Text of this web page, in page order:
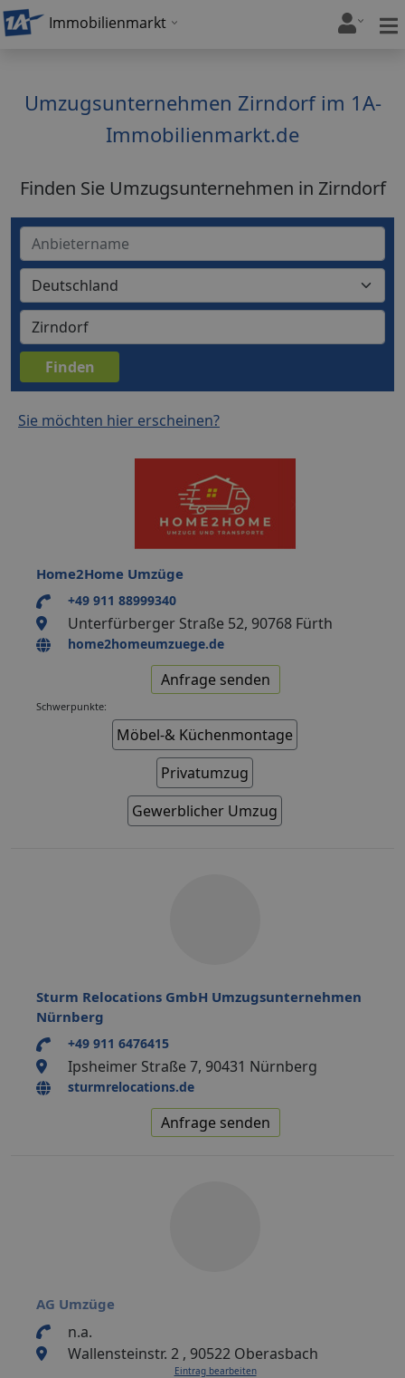
Immobilienmarkt
Umzugsunternehmen Zirndorf im 1A-
Immobilienmarkt.de
Finden Sie Umzugsunternehmen in Zirndorf
Sie möchten hier erscheinen?
Home2Home Umzüge
+49 911 88999340
Unterfürberger Straße 52, 90768 Fürth
home2homeumzuege.de
Anfrage senden
Schwerpunkte:
Möbel-& Küchenmontage
Privatumzug
Gewerblicher Umzug
Sturm Relocations GmbH Umzugsunternehmen
Nürnberg
+49 911 6476415
Ipsheimer Straße 7, 90431 Nürnberg
sturmrelocations.de
Anfrage senden
AG Umzüge
n.a.
Wallensteinstr. 2 , 90522 Oberasbach
Eintrag bearbeiten